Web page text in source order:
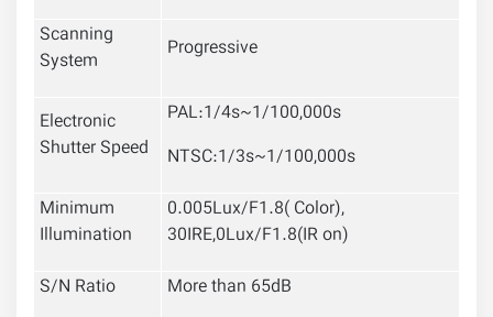
Scanning
System
Progressive
Electronic
Shutter Speed
PAL:1/4s~1/100,000s
NTSC:1/3s~1/100,000s
Minimum
Illumination
0.005Lux/F1.8( Color),
30IRE,0Lux/F1.8(IR on)
S/N Ratio
More than 65dB